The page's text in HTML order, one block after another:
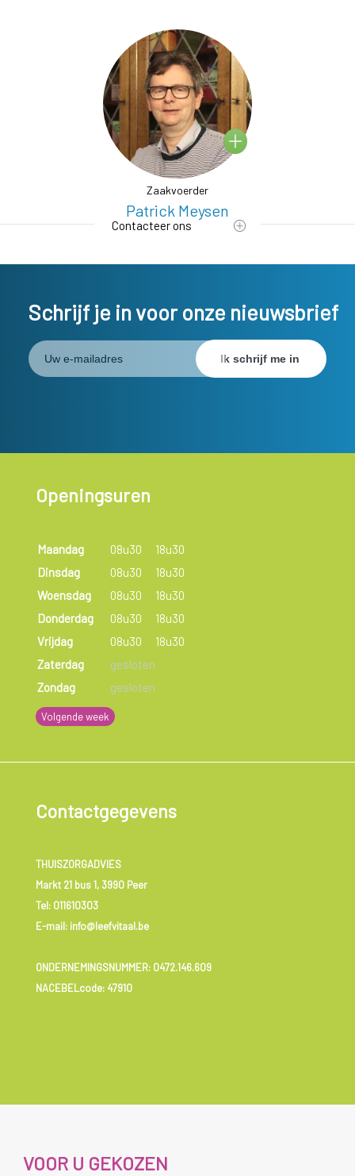
Zaakvoerder
Patrick Meysen
Contacteer ons
Schrijf je in voor onze nieuwsbrief
Openingsuren
Maandag 08u30
18u30
Dinsdag
08u30
18u30
Woensdag
08u30
18u30
Donderdag
08u30
18u30
Vrijdag
08u30
18u30
Zaterdag
gesloten
Zondag
gesloten
Volgende week
Contactgegevens
THUISZORGADVIES
Markt 21 bus 1, 3990 Peer
Tel: 011610303
E-mail: info@leefvitaal.be
ONDERNEMINGSNUMMER: 0472.146.609
NACEBELcode: 47910
VOOR U GEKOZEN